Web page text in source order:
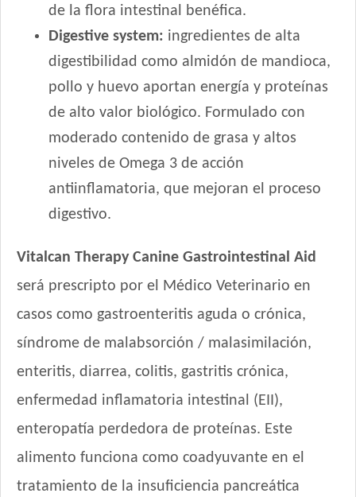
HOP! Perro Adulto Pequeño
Handler Perro Adulto Mediano y Grande
Handler Perro Adulto de Raza Pequeña
High Pro Criadores Perro Adulto
High Pro Perro Adulto Cordero
Iron Pet Perro Adulto de Raza Pequeña
Iron Pet Perro Adultos de Razas Medianas y Grandes
Iron Pet Premium Perro Adulto Mediano y Grande
Jager Perro Adulto
Jaspe Perro Adulto
Jaspe Premium Perro Adulto Mordida Pequeña
Jaspe Premium Perro Criadores
Keiko Max Perro Adulto Mediano y Grande
Keiko Perro Adulto de Raza Mediana y Grande sabor Carne
Keiko Perro Adulto de Raza Pequeña
Ken-L Perro Adulto de Raza Mediana y Grande
de la flora intestinal benéfica.
Digestive system: ingredientes de alta
digestibilidad como almidón de mandioca,
pollo y huevo aportan energía y proteínas
de alto valor biológico. Formulado con
moderado contenido de grasa y altos
niveles de Omega 3 de acción
antiinflamatoria, que mejoran el proceso
digestivo.
Vitalcan Therapy Canine Gastrointestinal Aid
será prescripto por el Médico Veterinario en
casos como gastroenteritis aguda o crónica,
síndrome de malabsorción / malasimilación,
enteritis, diarrea, colitis, gastritis crónica,
enfermedad inflamatoria intestinal (EII),
enteropatía perdedora de proteínas. Este
alimento funciona como coadyuvante en el
tratamiento de la insuficiencia pancreática